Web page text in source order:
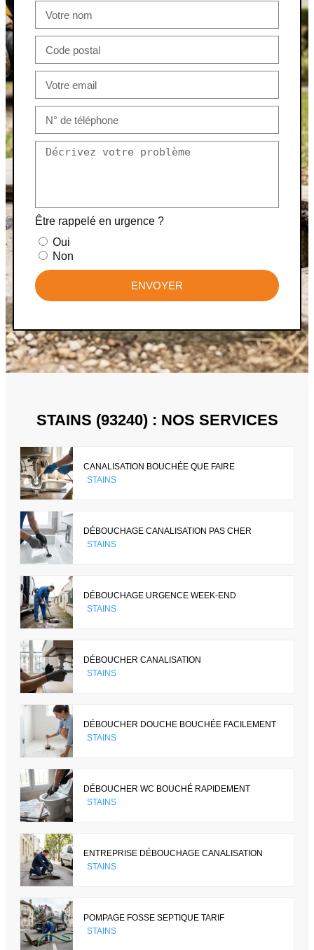
Être rappelé en urgence ?
Oui
Non
ENVOYER
STAINS (93240) : NOS SERVICES
CANALISATION BOUCHÉE QUE FAIRE
STAINS
DÉBOUCHAGE CANALISATION PAS CHER
STAINS
DÉBOUCHAGE URGENCE WEEK-END
STAINS
DÉBOUCHER CANALISATION
STAINS
DÉBOUCHER DOUCHE BOUCHÉE FACILEMENT
STAINS
DÉBOUCHER WC BOUCHÉ RAPIDEMENT
STAINS
ENTREPRISE DÉBOUCHAGE CANALISATION
STAINS
POMPAGE FOSSE SEPTIQUE TARIF
STAINS